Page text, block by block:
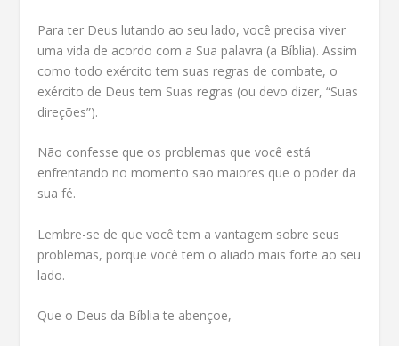
Para ter Deus lutando ao seu lado, você precisa viver
uma vida de acordo com a Sua palavra (a Bíblia). Assim
como todo exército tem suas regras de combate, o
exército de Deus tem Suas regras (ou devo dizer, “Suas
direções”).
Não confesse que os problemas que você está
enfrentando no momento são maiores que o poder da
sua fé.
Lembre-se de que você tem a vantagem sobre seus
problemas, porque você tem o aliado mais forte ao seu
lado.
Que o Deus da Bíblia te abençoe,